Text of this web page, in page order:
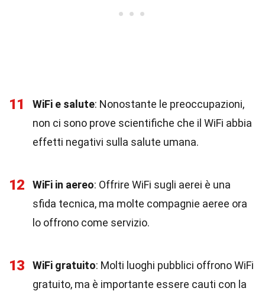
11 WiFi e salute: Nonostante le preoccupazioni,
non ci sono prove scientifiche che il WiFi abbia
effetti negativi sulla salute umana.
12 WiFi in aereo: Offrire WiFi sugli aerei è una
sfida tecnica, ma molte compagnie aeree ora
lo offrono come servizio.
13 WiFi gratuito: Molti luoghi pubblici offrono WiFi
gratuito, ma è importante essere cauti con la